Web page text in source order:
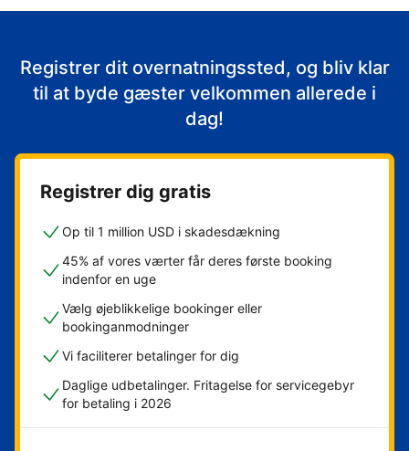
Registrer dit overnatningssted, og bliv klar
til at byde gæster velkommen allerede i
dag!
Registrer dig gratis
Op til 1 million USD i skadesdækning
45% af vores værter får deres første booking
indenfor en uge
Vælg øjeblikkelige bookinger eller
bookinganmodninger
Vi faciliterer betalinger for dig
Daglige udbetalinger. Fritagelse for servicegebyr
for betaling i 2026